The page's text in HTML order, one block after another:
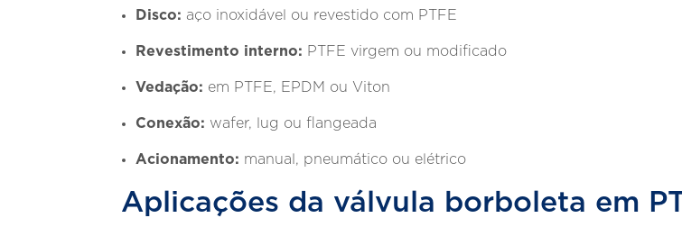
Disco: aço inoxidável ou revestido com PTFE
Revestimento interno: PTFE virgem ou modificado
Vedação: em PTFE, EPDM ou Viton
Conexão: wafer, lug ou flangeada
Acionamento: manual, pneumático ou elétrico
Aplicações da válvula borboleta em